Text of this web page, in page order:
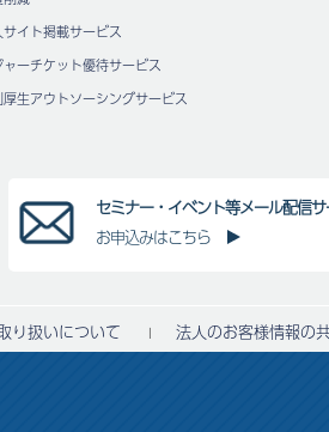
イト掲載サービス
ャーチケット優待サービス
⽣アウトソーシングサービス
セミナー・イベント等メール配信
お申込みはこちら
り扱いについて 法人のお客様情報の